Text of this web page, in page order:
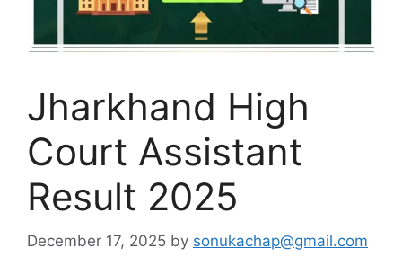
Jharkhand High
Court Assistant
Result 2025
December 17, 2025 by sonukachap@gmail.com